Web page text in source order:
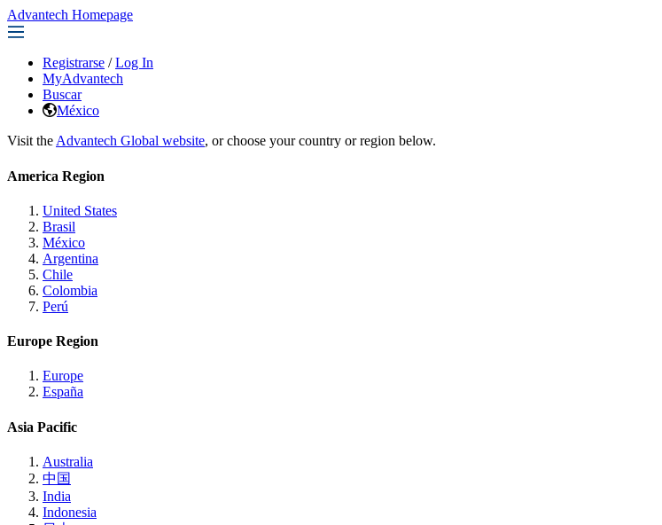
Advantech Homepage
Registrarse / Log In
MyAdvantech
Buscar
México
Visit the Advantech Global website, or choose your country or region below.
America Region
United States
Brasil
México
Argentina
Chile
Colombia
Perú
Europe Region
Europe
España
Asia Pacific
Australia
中国
India
Indonesia